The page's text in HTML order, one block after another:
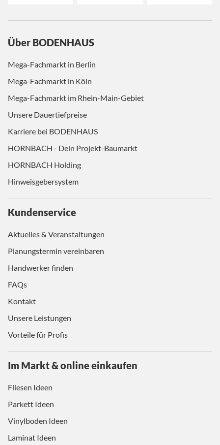
Über BODENHAUS
Mega-Fachmarkt in Berlin
Mega-Fachmarkt in Köln
Mega-Fachmarkt im Rhein-Main-Gebiet
Unsere Dauertiefpreise
Karriere bei BODENHAUS
HORNBACH - Dein Projekt-Baumarkt
HORNBACH Holding
Hinweisgebersystem
Kundenservice
Aktuelles & Veranstaltungen
Planungstermin vereinbaren
Handwerker finden
FAQs
Kontakt
Unsere Leistungen
Vorteile für Profis
Im Markt & online einkaufen
Fliesen Ideen
Parkett Ideen
Vinylboden Ideen
Laminat Ideen